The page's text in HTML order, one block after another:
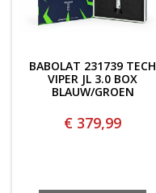
BABOLAT 231739 TECH
VIPER JL 3.0 BOX
BLAUW/GROEN
€ 379,99